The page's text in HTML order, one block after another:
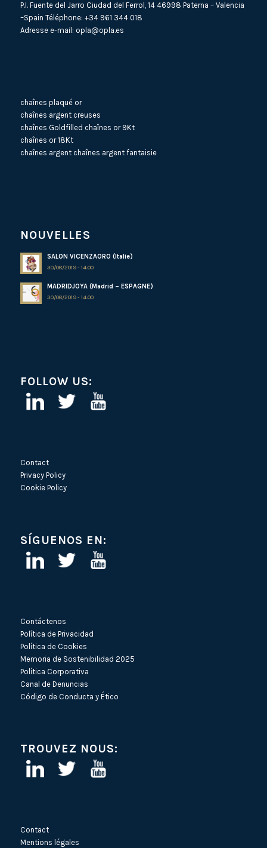
P.I. Fuente del Jarro Ciudad del Ferrol, 14 46998 Paterna – Valencia
–Spain Téléphone: +34 961 344 018
Adresse e-mail: opla@opla.es
chaînes plaqué or
chaînes argent creuses
chaînes Goldfilled chaînes or 9Kt
chaînes or 18Kt
chaînes argent chaînes argent fantaisie
NOUVELLES
SALON VICENZAORO (Italie)
30/08/2019 - 14:00
MADRIDJOYA (Madrid – ESPAGNE)
30/08/2019 - 14:00
FOLLOW US:
Contact
Privacy Policy
Cookie Policy
SÍGUENOS EN:
Contáctenos
Política de Privacidad
Política de Cookies
Memoria de Sostenibilidad 2025
Política Corporativa
Canal de Denuncias
Código de Conducta y Ético
TROUVEZ NOUS:
Contact
Mentions légales